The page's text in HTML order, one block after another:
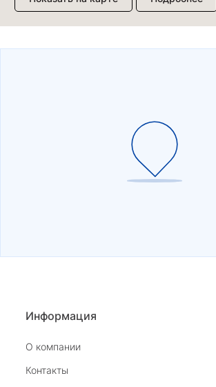
Информация
О компании
Контакты